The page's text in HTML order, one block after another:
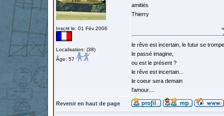
Inscrit le: 01 Fév 2006
Localisation: (38)
Âge: 57
amitiés
Thierry
le rêve est incertain, le futur se trompe
le passé imagine,
ou est le présent ?
le rêve est incertain...
le coeur sera demain
l'amour....
Revenir en haut de page